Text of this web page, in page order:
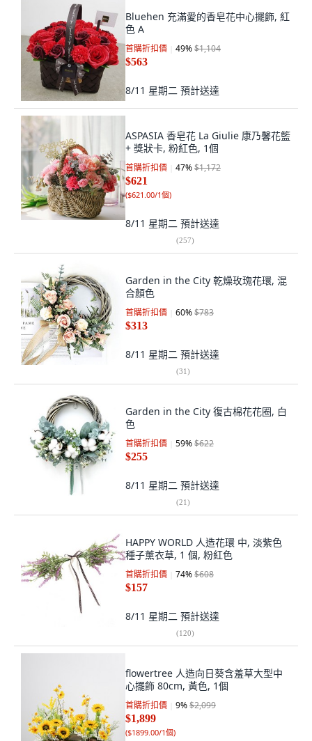
Bluehen 充滿愛的香皂花中心擺飾, 紅
色 A
首購折扣價 49%$1,104
$563
8/11 星期二 預計送達
ASPASIA 香皂花 La Giulie 康乃馨花籃
+ 獎狀卡, 粉紅色, 1個
首購折扣價 47%$1,172
$621
($621.00/1個)
8/11 星期二 預計送達
(257)
Garden in the City 乾燥玫瑰花環, 混
合顏色
首購折扣價 60%$783
$313
8/11 星期二 預計送達
(31)
Garden in the City 復古棉花花圈, 白
色
首購折扣價 59%$622
$255
8/11 星期二 預計送達
(21)
HAPPY WORLD 人造花環 中, 淡紫色
種子薰衣草, 1 個, 粉紅色
首購折扣價 74%$608
$157
8/11 星期二 預計送達
(120)
flowertree 人造向日葵含羞草大型中
心擺飾 80cm, 黃色, 1個
首購折扣價 9%$2,099
$1,899
($1899.00/1個)